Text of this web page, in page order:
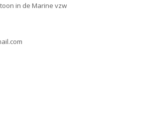
in de Marine vzw